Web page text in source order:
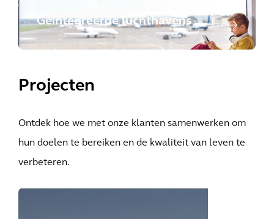
Geïntegreerde luchthavens
Projecten
Ontdek hoe we met onze klanten samenwerken om
hun doelen te bereiken en de kwaliteit van leven te
verbeteren.